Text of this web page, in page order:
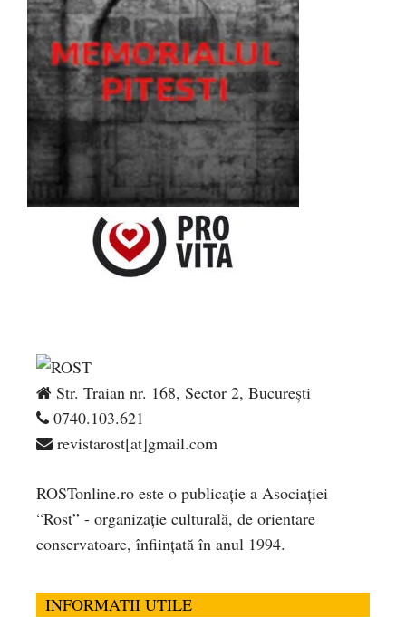
Str. Traian nr. 168, Sector 2, București
0740.103.621
revistarost[at]gmail.com
ROSTonline.ro este o publicaţie a Asociaţiei
“Rost” - organizaţie culturală, de orientare
conservatoare, înfiinţată în anul 1994.
INFORMATII UTILE